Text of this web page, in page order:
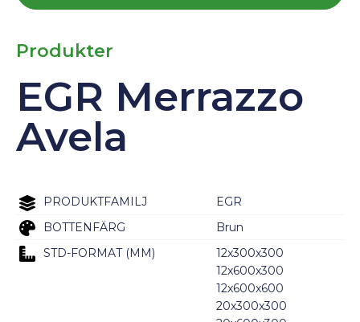
Produkter
EGR Merrazzo
Avela
PRODUKTFAMILJ
EGR
BOTTENFÄRG
Brun
STD-FORMAT (MM)
12x300x300
12x600x300
12x600x600
20x300x300